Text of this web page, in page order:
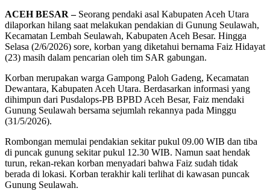
ACEH BESAR –Seorang pendaki asal Kabupaten Aceh Utara
dilaporkan hilang saat melakukan pendakian di Gunung Seulawah,
Kecamatan Lembah Seulawah, Kabupaten Aceh Besar. Hingga
Selasa (2/6/2026) sore, korban yang diketahui bernama Faiz Hidayat
(23) masih dalam pencarian oleh tim SAR gabungan.
Korban merupakan warga Gampong Paloh Gadeng, Kecamatan
Dewantara, Kabupaten Aceh Utara. Berdasarkan informasi yang
dihimpun dari Pusdalops-PB BPBD Aceh Besar, Faiz mendaki
Gunung Seulawah bersama sejumlah rekannya pada Minggu
(31/5/2026).
Rombongan memulai pendakian sekitar pukul 09.00 WIB dan tiba
di puncak gunung sekitar pukul 12.30 WIB. Namun saat hendak
turun, rekan-rekan korban menyadari bahwa Faiz sudah tidak
berada di lokasi. Korban terakhir kali terlihat di kawasan puncak
Gunung Seulawah.